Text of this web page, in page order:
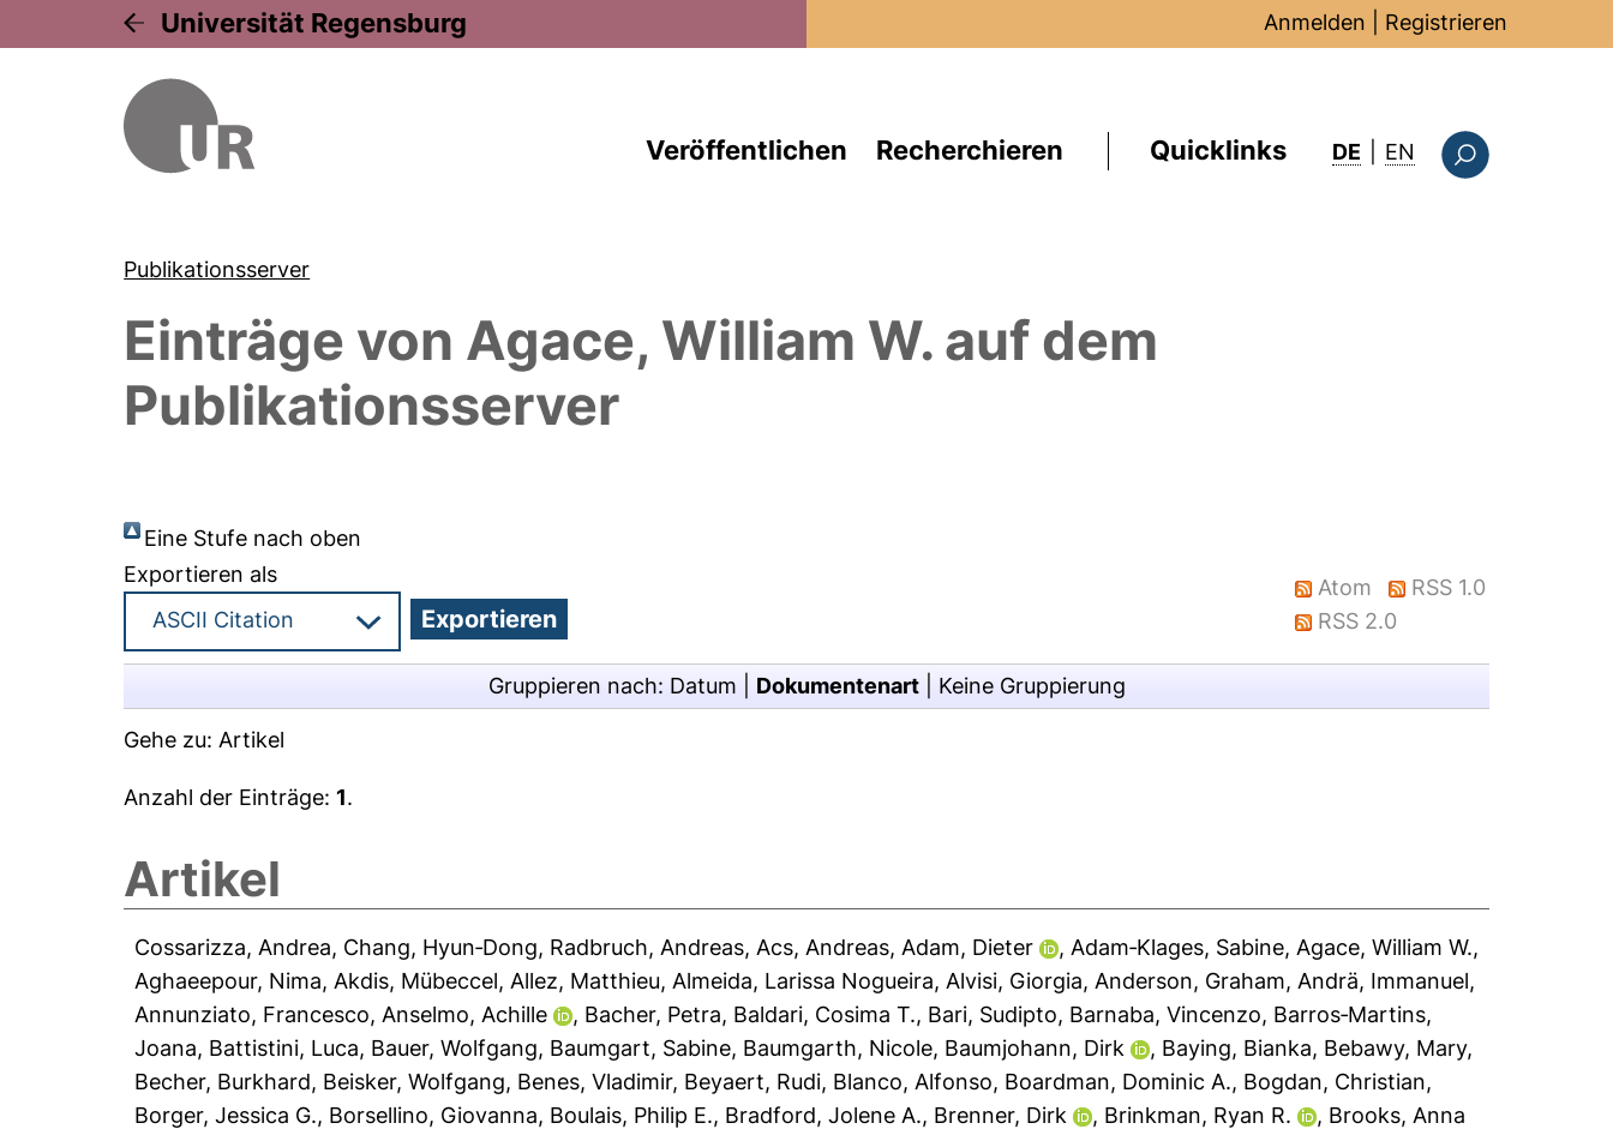
Universität Regensburg Anmelden Registrieren
Veröffentlichen Recherchieren Quicklinks DE EN : this page in
Publikationsserver
Einträge von Agace, William W. auf dem
Publikationsserver
Eine Stufe nach oben
Exportieren als
Atom
RSS 1.0
RSS 2.0
Gruppieren nach: Datum Dokumentenart| Keine Gruppierung
Gehe zu: Artikel
Anzahl der Einträge:1.
Artikel
Cossarizza, Andrea, Chang, Hyun‐Dong, Radbruch, Andreas, Acs, Andreas, Adam, Dieter , Adam‐Klages, Sabine, Agace, William W.,
Aghaeepour, Nima, Akdis, Mübeccel, Allez, Matthieu, Almeida, Larissa Nogueira, Alvisi, Giorgia, Anderson, Graham, Andrä, Immanuel,
Annunziato, Francesco, Anselmo, Achille , Bacher, Petra, Baldari, Cosima T., Bari, Sudipto, Barnaba, Vincenzo, Barros‐Martins,
Joana, Battistini, Luca, Bauer, Wolfgang, Baumgart, Sabine, Baumgarth, Nicole, Baumjohann, Dirk , Baying, Bianka, Bebawy, Mary,
Becher, Burkhard, Beisker, Wolfgang, Benes, Vladimir, Beyaert, Rudi, Blanco, Alfonso, Boardman, Dominic A., Bogdan, Christian,
Borger, Jessica G., Borsellino, Giovanna, Boulais, Philip E., Bradford, Jolene A., Brenner, Dirk , Brinkman, Ryan R. , Brooks, Anna